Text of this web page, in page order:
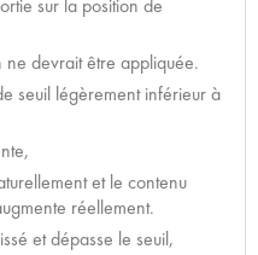
sur la position de
ne devrait être appliquée.
seuil légèrement inférieur à
et le contenu
réellement.
et dépasse le seuil,